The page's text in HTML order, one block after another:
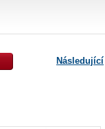
Následující